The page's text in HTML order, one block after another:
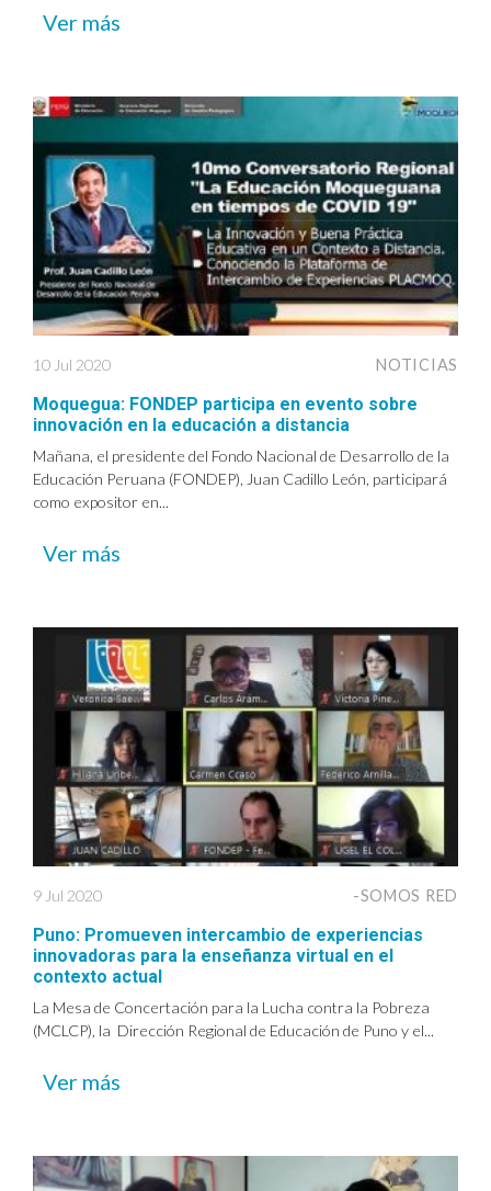
Ver más
10 Jul 2020 NOTICIAS
Moquegua: FONDEP participa en evento sobre
innovación en la educación a distancia
Mañana, el presidente del Fondo Nacional de Desarrollo de la
Educación Peruana (FONDEP), Juan Cadillo León, participará
como expositor en...
Ver más
9 Jul 2020 -SOMOS RED
Puno: Promueven intercambio de experiencias
innovadoras para la enseñanza virtual en el
contexto actual
La Mesa de Concertación para la Lucha contra la Pobreza
(MCLCP), la Dirección Regional de Educación de Puno y el...
Ver más